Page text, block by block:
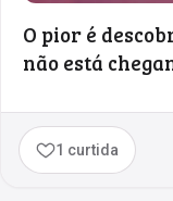
O pior é
não está
1 curtida